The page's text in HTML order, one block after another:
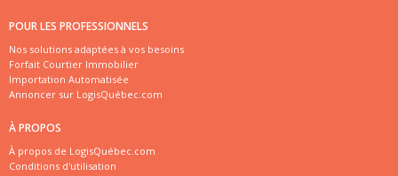
POUR LES PROFESSIONNELS
Nos solutions adaptées à vos besoins
Forfait Courtier Immobilier
Importation Automatisée
Annoncer sur LogisQuébec.com
À PROPOS
À propos de LogisQuébec.com
Conditions d'utilisation